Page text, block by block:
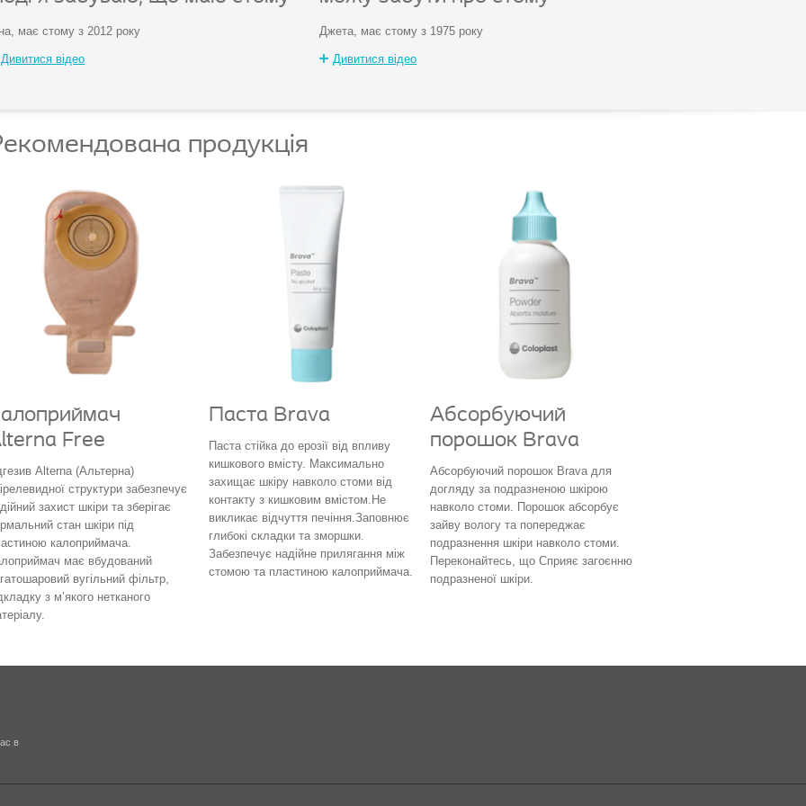
має стому з 2012 року
Дивитися відео
Джета, має стому з 1975 року
Дивитися відео
продукція
Free
Alterna (Альтерна)
структури забезпечує
захист шкіри та зберігає
стан шкіри під
калоприймача.
має вбудований
вугільний фільтр,
з м’якого нетканого
Паста Brava
Паста стійка до ерозії від впливу
кишкового вмісту. Максимально
захищає шкіру навколо стоми від
контакту з кишковим вмістом.Не
викликає відчуття печіння.Заповнює
глибокі складки та зморшки.
Забезпечує надійне прилягання між
стомою та пластиною калоприймача.
Абсорбуючий
порошок Brava
Абсорбуючий порошок Brava для
догляду за подразненою шкірою
навколо стоми. Порошок абсорбує
зайву вологу та попереджає
подразнення шкіри навколо стоми.
Переконайтесь, що Сприяє загоєнню
подразненої шкіри.
в